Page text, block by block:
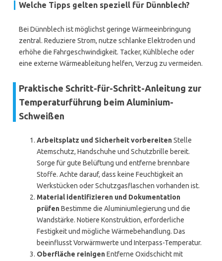
Welche Tipps gelten speziell für Dünnblech?
Bei Dünnblech ist möglichst geringe Wärmeeinbringung
zentral. Reduziere Strom, nutze schlanke Elektroden und
erhöhe die Fahrgeschwindigkeit. Tacker, Kühlbleche oder
eine externe Wärmeableitung helfen, Verzug zu vermeiden.
Praktische Schritt-für-Schritt-Anleitung zur
Temperaturführung beim Aluminium-
Schweißen
Arbeitsplatz und Sicherheit vorbereitenStelle
Atemschutz, Handschuhe und Schutzbrille bereit.
Sorge für gute Belüftung und entferne brennbare
Stoffe. Achte darauf, dass keine Feuchtigkeit an
Werkstücken oder Schutzgasflaschen vorhanden ist.
Material identifizieren und Dokumentation
prüfenBestimme die Aluminiumlegierung und die
Wandstärke. Notiere Konstruktion, erforderliche
Festigkeit und mögliche Wärmebehandlung. Das
beeinflusst Vorwärmwerte und Interpass-Temperatur.
Oberfläche reinigenEntferne Oxidschicht mit